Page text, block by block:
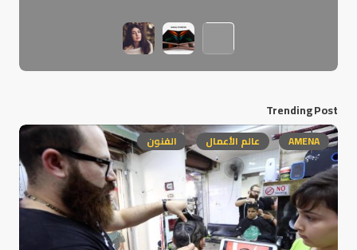
Trending Post
AMENA عالم الأعمال الفنون